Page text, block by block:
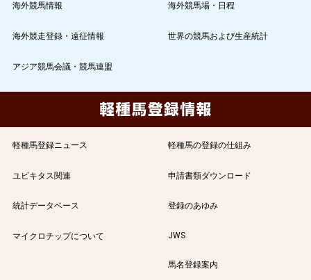
海外競馬情報 海外競馬場・日程
海外競走登録・遠征情報 世界の競馬および生産統計
アジア競馬会議・競馬連盟
軽種馬登録ニュース 軽種馬の登録の仕組み
ユビキタス関連 申請書類ダウンロード
統計データベース 登録のあゆみ
マイクロチップについて JWS
馬名登録案内